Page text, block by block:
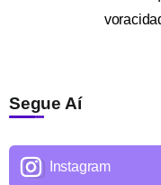
Segue Aí
Instagram